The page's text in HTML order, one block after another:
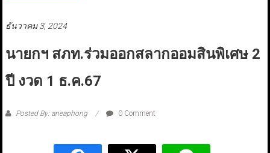
ธันวาคม 3, 2024
นายกฯ สภท.ร่วมออกสลากออมสินพิเศษ 2
ปี งวด 1 ธ.ค.67
Posted By: aneaphong 0 Comment